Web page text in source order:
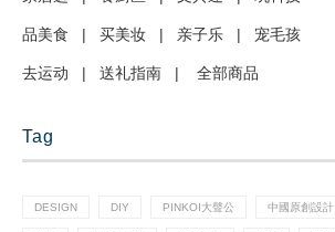
品美食 | 买美妆 | 亲子乐 | 宠毛孩
去运动 | 送礼指南 | 全部商品
Tag
DESIGN DIY PINKOI大聲公 中國原創設計